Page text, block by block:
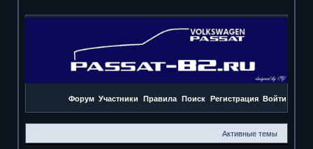
Форум Участники Правила Поиск Регистрация Войти
Активные темы